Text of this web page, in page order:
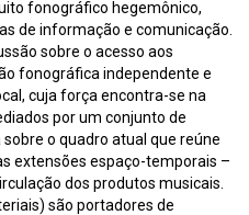
fonográfico hegemônico,
de informação e comunicação.
sobre o acesso aos
fonográfica independente e
cuja força encontra-se na
por um conjunto de
o quadro atual que reúne
extensões espaço-temporais –
dos produtos musicais.
são portadores de